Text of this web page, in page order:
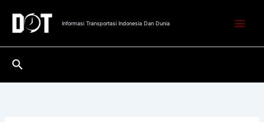
konten
Informasi Transportasi Indonesia Dan Dunia
Cari